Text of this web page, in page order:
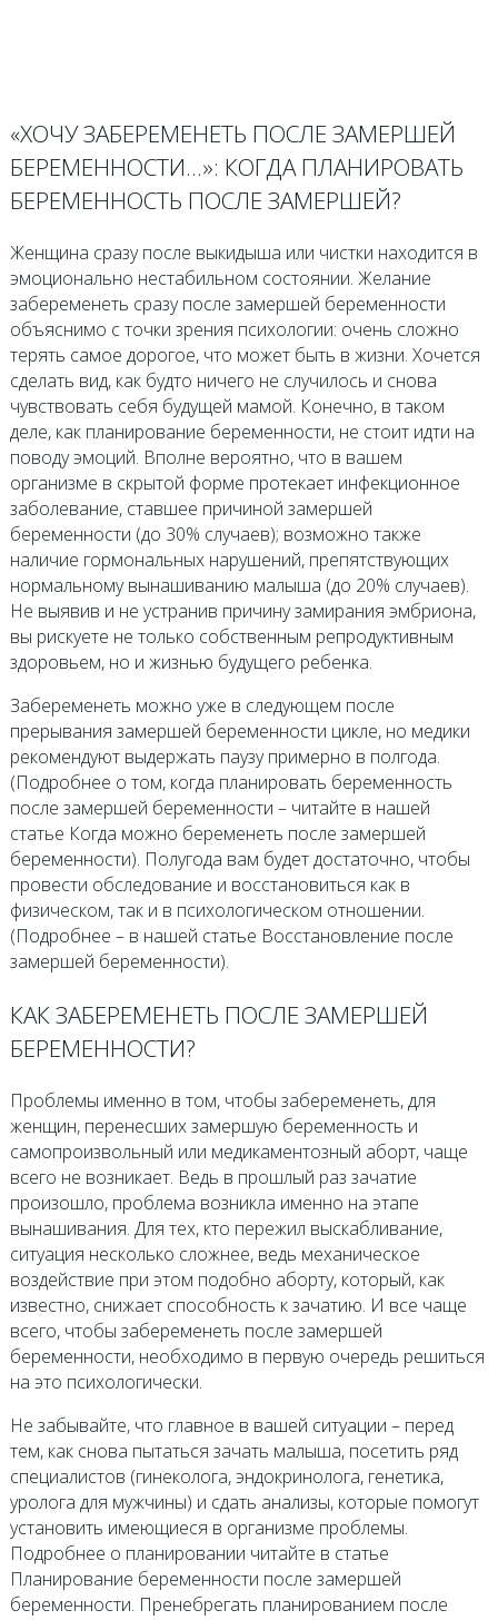
«ХОЧУ ЗАБЕРЕМЕНЕТЬ ПОСЛЕ ЗАМЕРШЕЙ
БЕРЕМЕННОСТИ…»: КОГДА ПЛАНИРОВАТЬ
БЕРЕМЕННОСТЬ ПОСЛЕ ЗАМЕРШЕЙ?
Женщина сразу после выкидыша или чистки находится в
эмоционально нестабильном состоянии. Желание
забеременеть сразу после замершей беременности
объяснимо с точки зрения психологии: очень сложно
терять самое дорогое, что может быть в жизни. Хочется
сделать вид, как будто ничего не случилось и снова
чувствовать себя будущей мамой. Конечно, в таком
деле, как планирование беременности, не стоит идти на
поводу эмоций. Вполне вероятно, что в вашем
организме в скрытой форме протекает инфекционное
заболевание, ставшее причиной замершей
беременности (до 30% случаев); возможно также
наличие гормональных нарушений, препятствующих
нормальному вынашиванию малыша (до 20% случаев).
Не выявив и не устранив причину замирания эмбриона,
вы рискуете не только собственным репродуктивным
здоровьем, но и жизнью будущего ребенка.
Забеременеть можно уже в следующем после
прерывания замершей беременности цикле, но медики
рекомендуют выдержать паузу примерно в полгода.
(Подробнее о том, когда планировать беременность
после замершей беременности – читайте в нашей
статье Когда можно беременеть после замершей
беременности). Полугода вам будет достаточно, чтобы
провести обследование и восстановиться как в
физическом, так и в психологическом отношении.
(Подробнее – в нашей статье Восстановление после
замершей беременности).
КАК ЗАБЕРЕМЕНЕТЬ ПОСЛЕ ЗАМЕРШЕЙ
БЕРЕМЕННОСТИ?
Проблемы именно в том, чтобы забеременеть, для
женщин, перенесших замершую беременность и
самопроизвольный или медикаментозный аборт, чаще
всего не возникает. Ведь в прошлый раз зачатие
произошло, проблема возникла именно на этапе
вынашивания. Для тех, кто пережил выскабливание,
ситуация несколько сложнее, ведь механическое
воздействие при этом подобно аборту, который, как
известно, снижает способность к зачатию. И все чаще
всего, чтобы забеременеть после замершей
беременности, необходимо в первую очередь решиться
на это психологически.
Не забывайте, что главное в вашей ситуации – перед
тем, как снова пытаться зачать малыша, посетить ряд
специалистов (гинеколога, эндокринолога, генетика,
уролога для мужчины) и сдать анализы, которые помогут
установить имеющиеся в организме проблемы.
Подробнее о планировании читайте в статье
Планирование беременности после замершей
беременности. Пренебрегать планированием после